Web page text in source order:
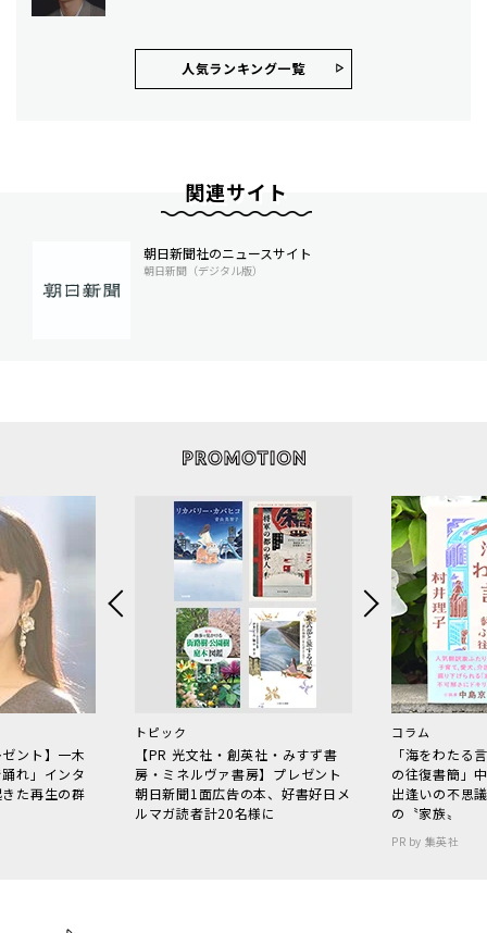
人気ランキング⼀覧
関連サイト
朝日新聞社のニュースサイト
朝日新聞（デジタル版）
ント】一木
れ」インタ
た再生の群
トピック
【PR 光文社・創英社・みすず書
房・ミネルヴァ書房】プレゼント
朝日新聞1面広告の本、好書好日メ
ルマガ読者計20名様に
コラム
「海をわた
の往復書簡」
出逢いの不思
の〝家族〟
PR by 集英社